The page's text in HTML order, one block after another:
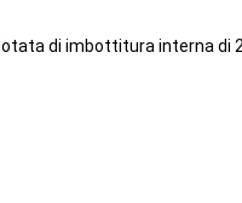
di imbottitura interna di